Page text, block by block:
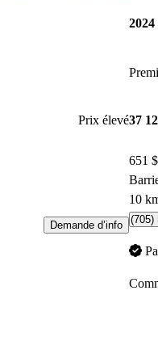
Prix élevé
Demande d’info
37
651
10
(705)